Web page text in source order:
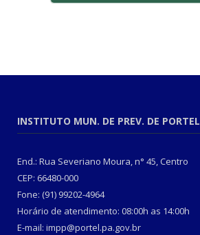
INSTITUTO MUN. DE PREV. DE PORTEL
End.: Rua Severiano Moura, n° 45, Centro
CEP: 66480-000
Fone: (91) 99202-4964
Horário de atendimento: 08:00h as 14:00h
E-mail: impp@portel.pa.gov.br